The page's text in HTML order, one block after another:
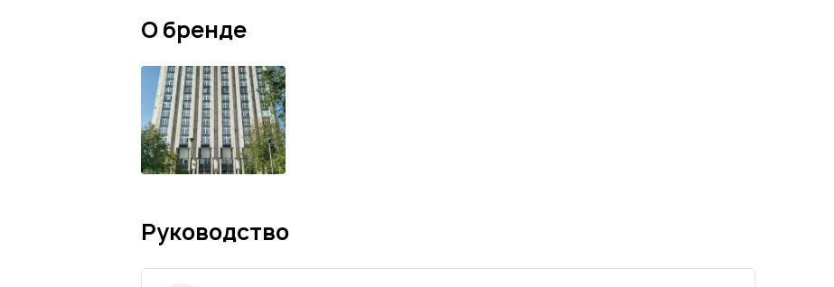
О бренде
Руководство